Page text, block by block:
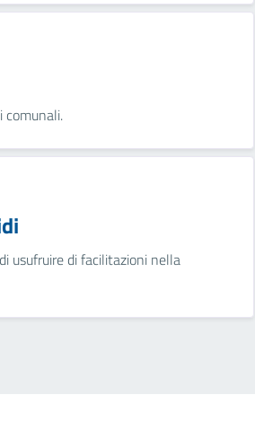
comunali.
usufruire di facilitazioni nella